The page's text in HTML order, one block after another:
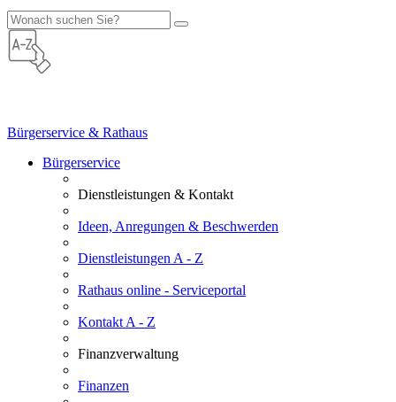
Bürgerservice & Rathaus
Bürgerservice
Dienstleistungen & Kontakt
Ideen, Anregungen & Beschwerden
Dienstleistungen A - Z
Rathaus online - Serviceportal
Kontakt A - Z
Finanzverwaltung
Finanzen